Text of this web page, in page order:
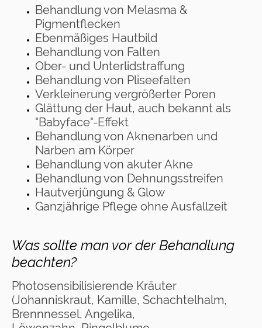
Behandlung von Melasma &
Pigmentflecken
Ebenmäßiges Hautbild
Behandlung von Falten
Ober- und Unterlidstraffung
Behandlung von Pliseefalten
Verkleinerung vergrößerter Poren
Glättung der Haut, auch bekannt als
"Babyface"-Effekt
Behandlung von Aknenarben und
Narben am Körper
Behandlung von akuter Akne
Behandlung von Dehnungsstreifen
Hautverjüngung & Glow
Ganzjährige Pflege ohne Ausfallzeit
Was sollte man vor der Behandlung
beachten?
Photosensibilisierende Kräuter
(Johanniskraut, Kamille, Schachtelhalm,
Brennnessel, Angelika,